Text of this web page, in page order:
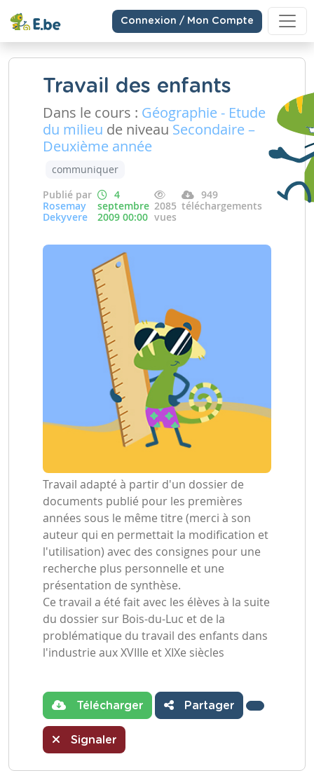
Connexion / Mon Compte
Travail des enfants
Dans le cours : Géographie - Etude
du milieu de niveau Secondaire –
Deuxième année
communiquer
Publié par
Rosemay
Dekyvere
4
septembre
2009 00:00
2085
vues
949
téléchargements
Travail adapté à partir d'un dossier de
documents publié pour les premières
années sous le même titre (merci à son
auteur qui en permettait la modification et
l'utilisation) avec des consignes pour une
recherche plus personnelle et une
présentation de synthèse.
Ce travail a été fait avec les élèves à la suite
du dossier sur Bois-du-Luc et de la
problématique du travail des enfants dans
l'industrie aux XVIIIe et XIXe siècles
Télécharger Partager
Signaler